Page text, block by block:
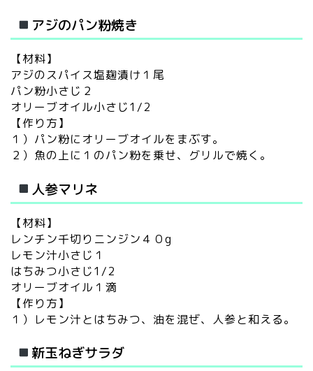
アジのパン粉焼き
【材料】
アジのスパイス塩麹漬け１尾
パン粉小さじ２
オリーブオイル小さじ1/2
【作り方】
１）パン粉にオリーブオイルをまぶす。
２）魚の上に１のパン粉を乗せ、グリルで焼く。
人参マリネ
【材料】
レンチン千切りニンジン４０g
レモン汁小さじ１
はちみつ小さじ1/2
オリーブオイル１滴
【作り方】
１）レモン汁とはちみつ、油を混ぜ、人参と和える。
新玉ねぎサラダ